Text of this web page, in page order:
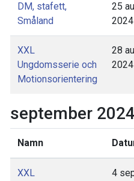
DM, stafett,
Småland
25
2024
XXL
Ungdomsserie och
Motionsorientering
28
2024
september 2024
Namn
XXL
4